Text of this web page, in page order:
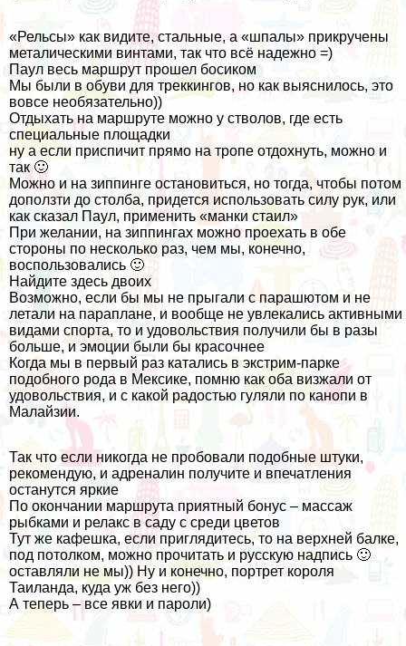
«Рельсы» как видите, стальные, а «шпалы» прикручены
металическими винтами, так что всё надежно =)
Паул весь маршрут прошел босиком
Мы были в обуви для треккингов, но как выяснилось, это
вовсе необязательно))
Отдыхать на маршруте можно у стволов, где есть
специальные площадки
ну а если приспичит прямо на тропе отдохнуть, можно и
так 🙂
Можно и на зиппинге остановиться, но тогда, чтобы потом
доползти до столба, придется использовать силу рук, или
как сказал Паул, применить «манки стаил»
При желании, на зиппингах можно проехать в обе
стороны по несколько раз, чем мы, конечно,
воспользовались 🙂
Найдите здесь двоих
Возможно, если бы мы не прыгали с парашютом и не
летали на параплане, и вообще не увлекались активными
видами спорта, то и удовольствия получили бы в разы
больше, и эмоции были бы красочнее
Когда мы в первый раз катались в экстрим-парке
подобного рода в Мексике, помню как оба визжали от
удовольствия, и с какой радостью гуляли по канопи в
Малайзии.
Так что если никогда не пробовали подобные штуки,
рекомендую, и адреналин получите и впечатления
останутся яркие
По окончании маршрута приятный бонус – массаж
рыбками и релакс в саду с среди цветов
Тут же кафешка, если приглядитесь, то на верхней балке,
под потолком, можно прочитать и русскую надпись 🙂
оставляли не мы)) Ну и конечно, портрет короля
Таиланда, куда уж без него))
А теперь – все явки и пароли)